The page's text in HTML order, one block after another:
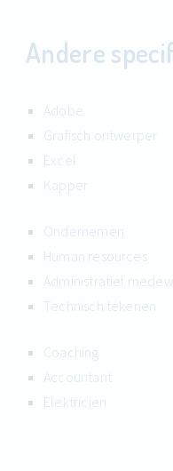
Andere
Adobe
Grafisch ontwerper
Excel
Kapper
Ondernemen
Human resources
Administratief
Technisch tekenen
Coaching
Accountant
Elektricien